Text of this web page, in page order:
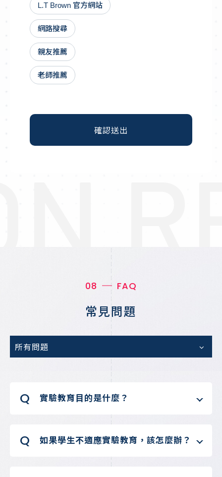
L.T Brown 官方網站
網路搜尋
親友推薦
老師推薦
確認送出
08 FAQ
常見問題
所有問題
Q 實驗教育目的是什麼？
Q 如果學生不適應實驗教育，該怎麼辦？